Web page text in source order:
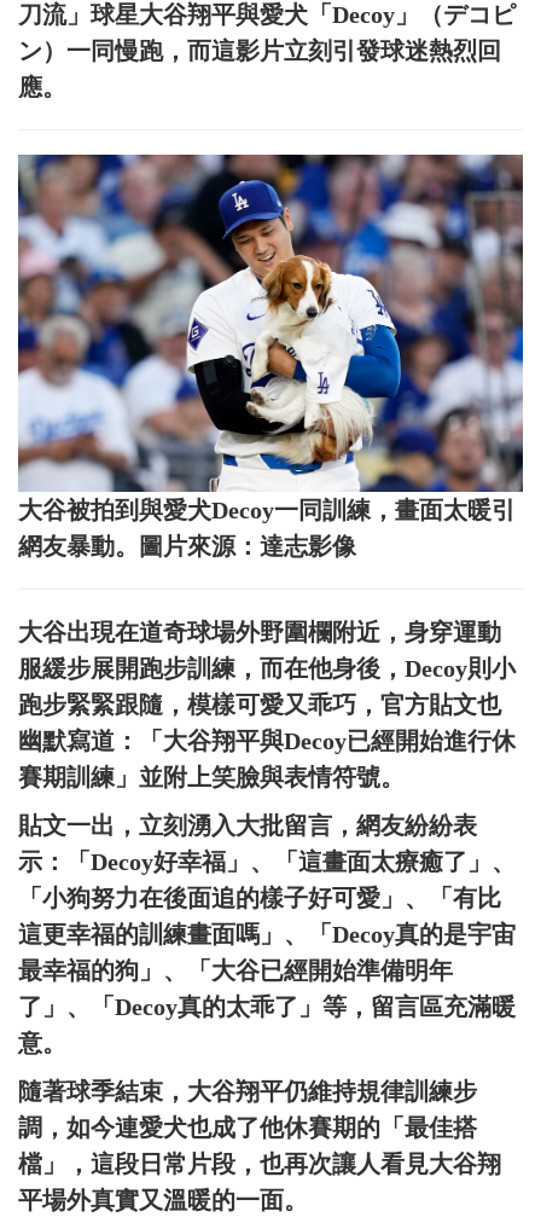
刀流」球星大谷翔平與愛犬「Decoy」（デコピ
ン）一同慢跑，而這影片立刻引發球迷熱烈回
應。
大谷被拍到與愛犬Decoy一同訓練，畫面太暖引
網友暴動。圖片來源：達志影像
大谷出現在道奇球場外野圍欄附近，身穿運動
服緩步展開跑步訓練，而在他身後，Decoy則小
跑步緊緊跟隨，模樣可愛又乖巧，官方貼文也
幽默寫道：「大谷翔平與Decoy已經開始進行休
賽期訓練」並附上笑臉與表情符號。
貼文一出，立刻湧入大批留言，網友紛紛表
示：「Decoy好幸福」、「這畫面太療癒了」、
「小狗努力在後面追的樣子好可愛」、「有比
這更幸福的訓練畫面嗎」、「Decoy真的是宇宙
最幸福的狗」、「大谷已經開始準備明年
了」、「Decoy真的太乖了」等，留言區充滿暖
意。
隨著球季結束，大谷翔平仍維持規律訓練步
調，如今連愛犬也成了他休賽期的「最佳搭
檔」，這段日常片段，也再次讓人看見大谷翔
平場外真實又溫暖的一面。